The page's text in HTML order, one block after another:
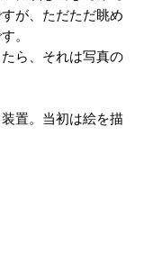
が、ただただ眺め
。
ら、それは写真の
置。当初は絵を描